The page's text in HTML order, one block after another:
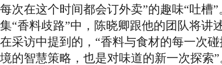
每次在这个时间都会订外卖”的趣味“吐槽
集“香料歧路”中，陈晓卿跟他的团队将讲
在采访中提到的，“香料与食材的每一次
境的智慧策略，也是对味道的新一次探索